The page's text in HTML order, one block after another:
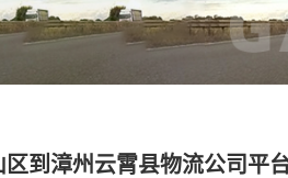
区到漳州云霄县物流公司平